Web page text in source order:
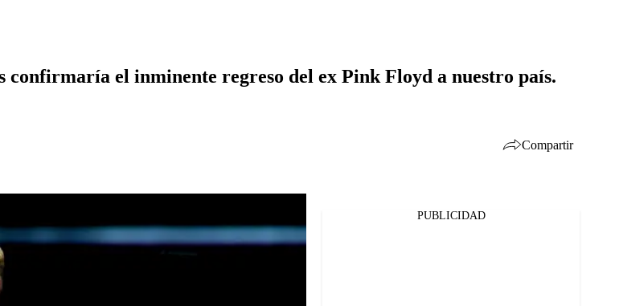
confirmaría el inminente regreso del ex Pink Floyd a nuestro país.
Compartir
Facebook
Twitter
PUBLICIDAD